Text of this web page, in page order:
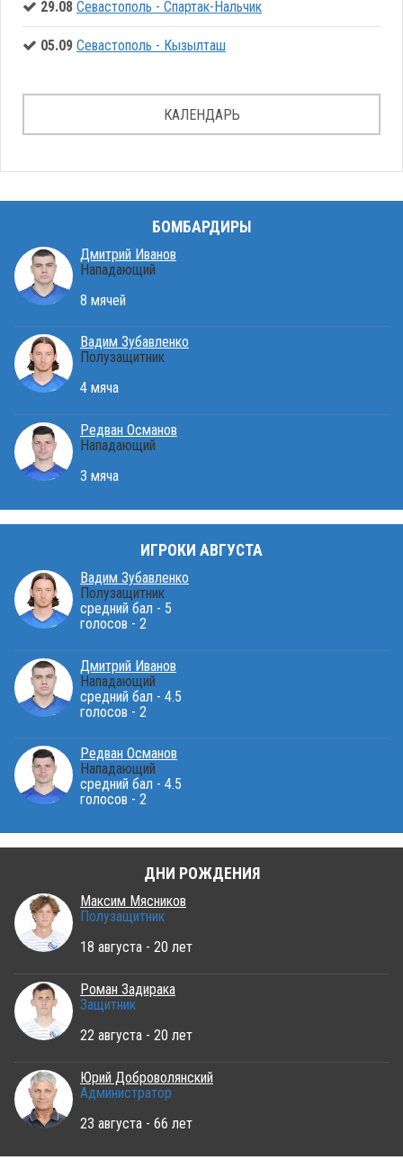
29.08 Севастополь - Спартак-Нальчик
05.09 Севастополь - Кызылташ
КАЛЕНДАРЬ
БОМБАРДИРЫ
Дмитрий Иванов
Нападающий
8 мячей
Вадим Зубавленко
Полузащитник
4 мяча
Редван Османов
Нападающий
3 мяча
ИГРОКИ АВГУСТА
Вадим Зубавленко
Полузащитник
средний бал - 5
голосов - 2
Дмитрий Иванов
Нападающий
средний бал - 4.5
голосов - 2
Редван Османов
Нападающий
средний бал - 4.5
голосов - 2
ДНИ РОЖДЕНИЯ
Максим Мясников
Полузащитник
18 августа - 20 лет
Роман Задирака
Защитник
22 августа - 20 лет
Юрий Доброволянский
Администратор
23 августа - 66 лет